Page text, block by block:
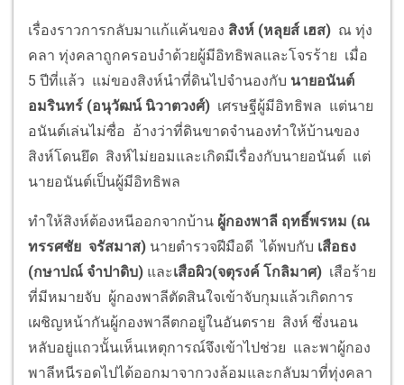
เรื่องราวการกลับมาแก้แค้นของ สิงห์ (หลุยส์ เฮส) ณ ทุ่ง
คลา ทุ่งคลาถูกครอบงำด้วยผู้มีอิทธิพลและโจรร้าย เมื่อ
5 ปีที่แล้ว แม่ของสิงห์นำที่ดินไปจำนองกับ นายอนันต์
อมรินทร์ (อนุวัฒน์ นิวาตวงศ์) เศรษฐีผู้มีอิทธิพล แต่นาย
อนันต์เล่นไม่ซื่อ อ้างว่าที่ดินขาดจำนองทำให้บ้านของ
สิงห์โดนยึด สิงห์ไม่ยอมและเกิดมีเรื่องกับนายอนันต์ แต่
นายอนันต์เป็นผู้มีอิทธิพล
ทำให้สิงห์ต้องหนีออกจากบ้าน ผู้กองพาลี ฤทธิ์พรหม (ณ
ทรรศชัย จรัสมาส) นายตำรวจฝีมือดี ได้พบกับ เสือธง
(กษาปณ์ จำปาดิบ) และเสือผิว(จตุรงค์ โกลิมาศ) เสือร้าย
ที่มีหมายจับ ผู้กองพาลีตัดสินใจเข้าจับกุมแล้วเกิดการ
เผชิญหน้ากันผู้กองพาลีตกอยู่ในอันตราย สิงห์ ซึ่งนอน
หลับอยู่แถวนั้นเห็นเหตุการณ์จึงเข้าไปช่วย และพาผู้กอง
พาลีหนีรอดไปได้ออกมาจากวงล้อมและกลับมาที่ทุ่งคลา